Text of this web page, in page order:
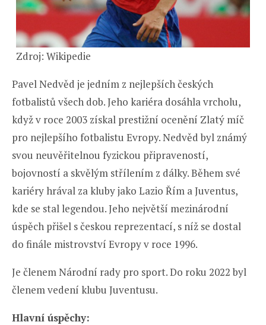
Zdroj: Wikipedie
Pavel Nedvěd je jedním z nejlepších českých
fotbalistů všech dob. Jeho kariéra dosáhla vrcholu,
když v roce 2003 získal prestižní ocenění Zlatý míč
pro nejlepšího fotbalistu Evropy. Nedvěd byl známý
svou neuvěřitelnou fyzickou připraveností,
bojovností a skvělým střílením z dálky. Během své
kariéry hrával za kluby jako Lazio Řím a Juventus,
kde se stal legendou. Jeho největší mezinárodní
úspěch přišel s českou reprezentací, s níž se dostal
do finále mistrovství Evropy v roce 1996.
Je členem Národní rady pro sport. Do roku 2022 byl
členem vedení klubu Juventusu.
Hlavní úspěchy: